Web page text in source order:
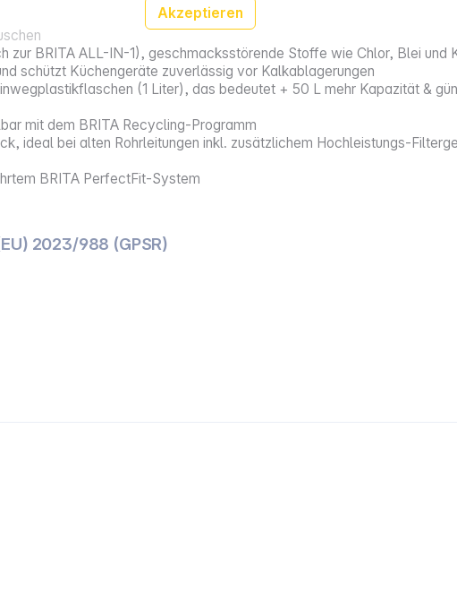
Akzeptieren
zur BRITA ALL-IN-1), geschmacksstörende Stoffe wie Chlor, Blei und
schützt Küchengeräte zuverlässig vor Kalkablagerungen
(1 Liter), das bedeutet + 50 L mehr Kapazität &
mit dem BRITA Recycling-Programm
ideal bei alten Rohrleitungen inkl. zusätzlichem Hochleistungs-
BRITA PerfectFit-System
2023/988 (GPSR)